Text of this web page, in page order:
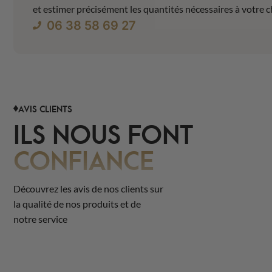
et estimer précisément les quantités nécessaires à votre
06 38 58 69 27
AVIS CLIENTS
ILS NOUS FONT
CONFIANCE
Découvrez les avis de nos clients sur
la qualité de nos produits et de
notre service